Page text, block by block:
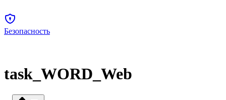
Безопасность
task_WORD_Web